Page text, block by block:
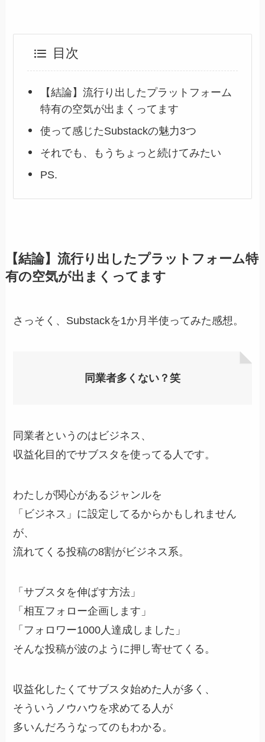
目次
【結論】流行り出したプラットフォーム
特有の空気が出まくってます
使って感じたSubstackの魅力3つ
それでも、もうちょっと続けてみたい
PS.
【結論】流行り出したプラットフォーム特
有の空気が出まくってます
さっそく、Substackを1か月半使ってみた感想。
同業者多くない？笑
同業者というのはビジネス、
収益化目的でサブスタを使ってる人です。
わたしが関心があるジャンルを
「ビジネス」に設定してるからかもしれません
が、
流れてくる投稿の8割がビジネス系。
「サブスタを伸ばす方法」
「相互フォロー企画します」
「フォロワー1000人達成しました」
そんな投稿が波のように押し寄せてくる。
収益化したくてサブスタ始めた人が多く、
そういうノウハウを求めてる人が
多いんだろうなってのもわかる。